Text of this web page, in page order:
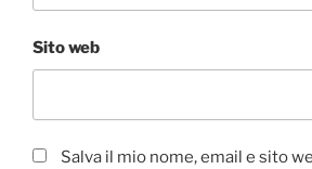
Sito web
Salva il mio nome, email e sito